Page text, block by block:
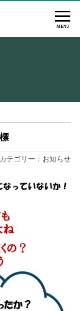
MENU
カテゴリー： お知らせ